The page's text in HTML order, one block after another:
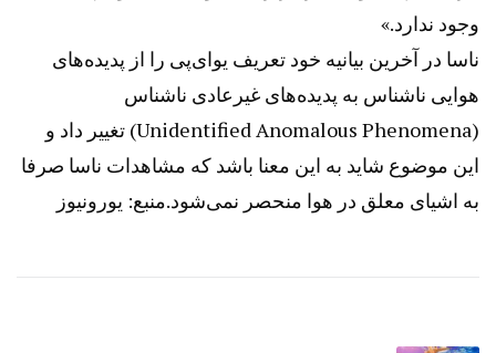
وجود ندارد.»
ناسا در آخرین بیانیه خود تعریف یو‌ای‌پی را از پدیده‌های
هوایی ناشناس به پدیده‌های غیرعادی ناشناس
(Unidentified Anomalous Phenomena) تغییر داد و
این موضوع شاید به این معنا باشد که مشاهدات ناسا صرفا
به اشیای معلق در هوا منحصر نمی‌شود.منبع: یورونیوز